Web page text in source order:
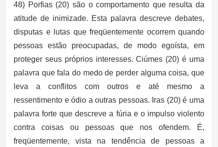
48) Porfias (20) são o comportamento que resulta da
atitude de inimizade. Esta palavra descreve debates,
disputas e lutas que freqüentemente ocorrem quando
pessoas estão preocupadas, de modo egoísta, em
proteger seus próprios interesses. Ciúmes (20) é uma
palavra que fala do medo de perder alguma coisa, que
leva a conflitos com outros e até mesmo a
ressentimento e ódio a outras pessoas. Iras (20) é uma
palavra forte que descreve a fúria e o impulso violento
contra coisas ou pessoas que nos ofendem. É,
freqüentemente, vista na tendência de pessoas a